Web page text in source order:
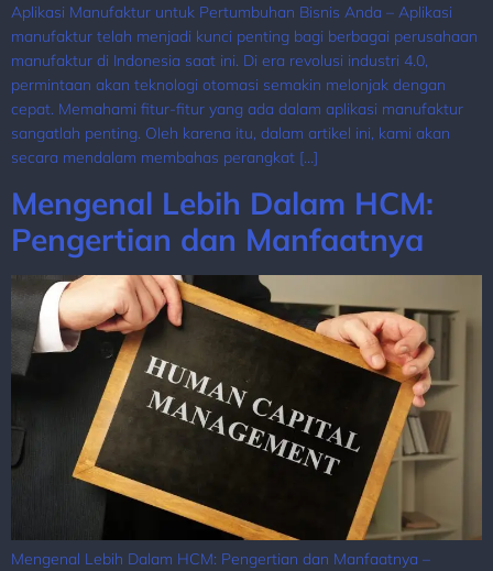
Aplikasi Manufaktur untuk Pertumbuhan Bisnis Anda – Aplikasi
manufaktur telah menjadi kunci penting bagi berbagai perusahaan
manufaktur di Indonesia saat ini. Di era revolusi industri 4.0,
permintaan akan teknologi otomasi semakin melonjak dengan
cepat. Memahami fitur-fitur yang ada dalam aplikasi manufaktur
sangatlah penting. Oleh karena itu, dalam artikel ini, kami akan
secara mendalam membahas perangkat […]
Mengenal Lebih Dalam HCM:
Pengertian dan Manfaatnya
Mengenal Lebih Dalam HCM: Pengertian dan Manfaatnya –